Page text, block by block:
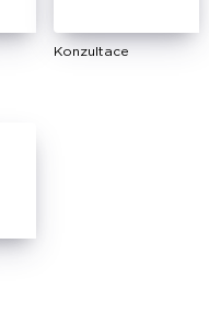
Konzultace